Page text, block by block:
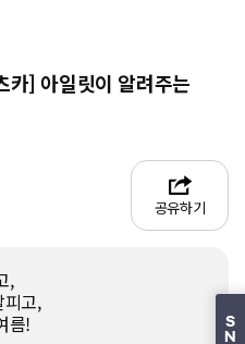
S
N
] 아일릿이 알려주는
공유하기
,
피고,
름!